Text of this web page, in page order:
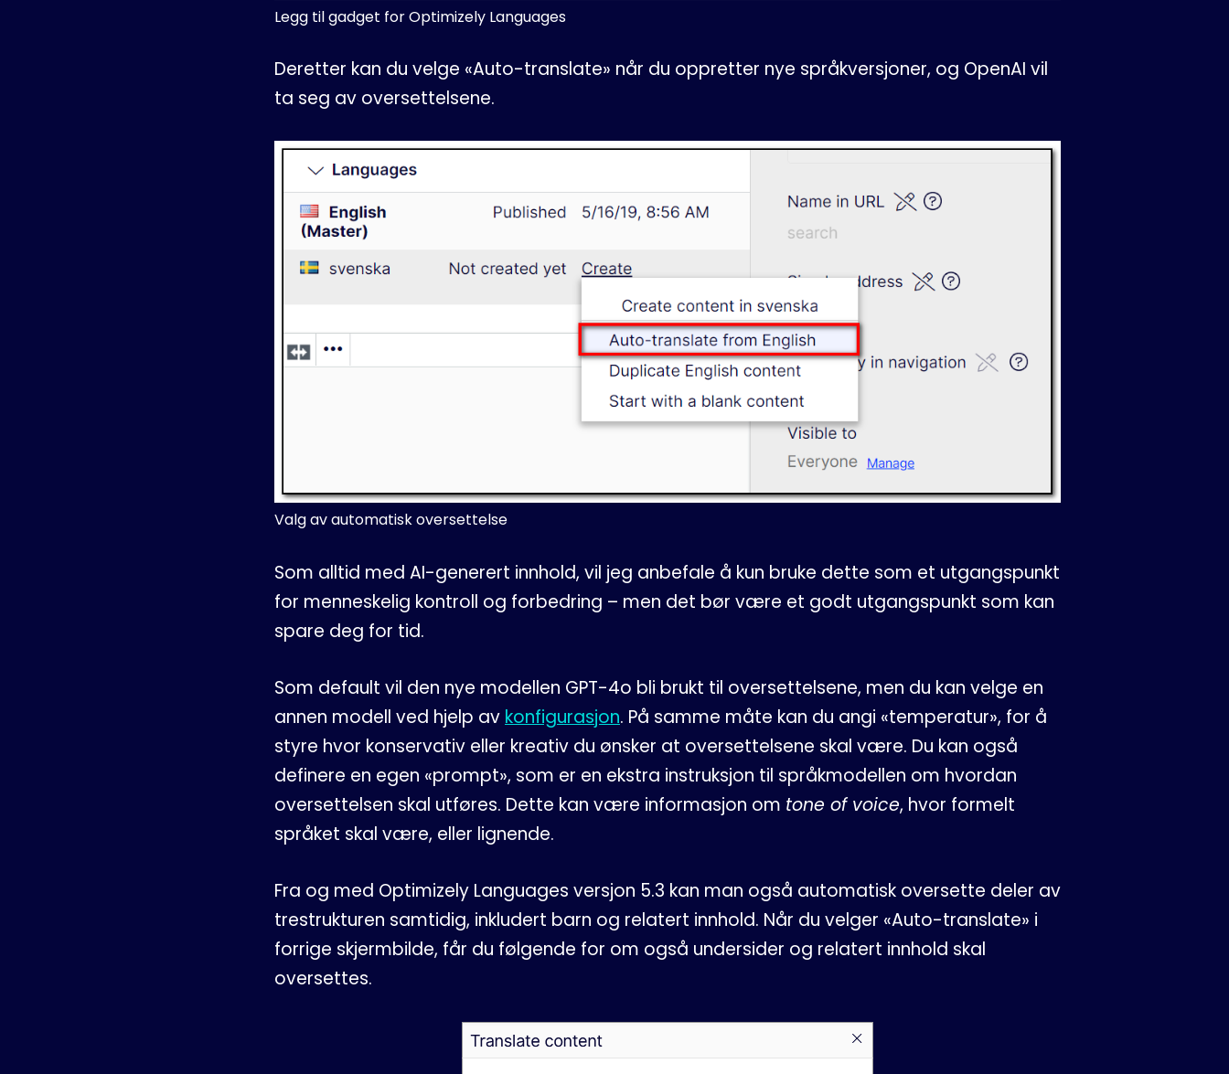
Legg til gadget for Optimizely Languages
Deretter kan du velge «Auto-translate» når du oppretter nye språkversjoner, og OpenAI vil
ta seg av oversettelsene.
Valg av automatisk oversettelse
Som alltid med AI-generert innhold, vil jeg anbefale å kun bruke dette som et utgangspunkt
for menneskelig kontroll og forbedring – men det bør være et godt utgangspunkt som kan
spare deg for tid.
Som default vil den nye modellen GPT-4o bli brukt til oversettelsene, men du kan velge en
annen modell ved hjelp av konfigurasjon. På samme måte kan du angi «temperatur», for å
styre hvor konservativ eller kreativ du ønsker at oversettelsene skal være. Du kan også
definere en egen «prompt», som er en ekstra instruksjon til språkmodellen om hvordan
oversettelsen skal utføres. Dette kan være informasjon om tone of voice, hvor formelt
språket skal være, eller lignende.
Fra og med Optimizely Languages versjon 5.3 kan man også automatisk oversette deler av
trestrukturen samtidig, inkludert barn og relatert innhold. Når du velger «Auto-translate» i
forrige skjermbilde, får du følgende for om også undersider og relatert innhold skal
oversettes.